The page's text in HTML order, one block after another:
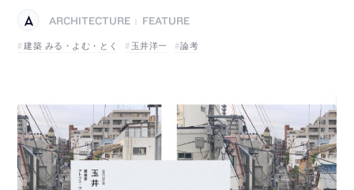
ARCHITECTURE
FEATURE
建築 みる・よむ・とく
玉井洋一 論考